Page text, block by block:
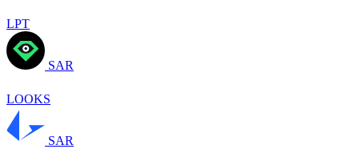
LPT
SAR
LOOKS
SAR